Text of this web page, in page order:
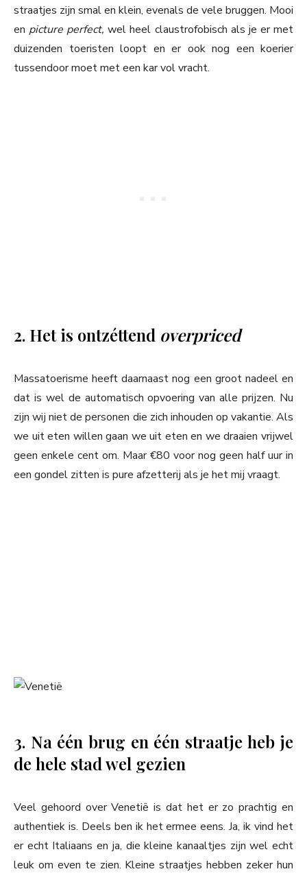
straatjes zijn smal en klein, evenals de vele bruggen. Mooi
en picture perfect,wel heel claustrofobisch als je er met
duizenden toeristen loopt en er ook nog een koerier
tussendoor moet met een kar vol vracht.
2. Het is ontzéttend overpriced
Massatoerisme heeft daarnaast nog een groot nadeel en
dat is wel de automatisch opvoering van alle prijzen. Nu
zijn wij niet de personen die zich inhouden op vakantie. Als
we uit eten willen gaan we uit eten en we draaien vrijwel
geen enkele cent om. Maar €80 voor nog geen half uur in
een gondel zitten is pure afzetterij als je het mij vraagt.
3. Na één brug en één straatje heb je
de hele stad wel gezien
Veel gehoord over Venetië is dat het er zo prachtig en
authentiek is. Deels ben ik het ermee eens. Ja, ik vind het
er echt Italiaans en ja, die kleine kanaaltjes zijn wel echt
leuk om even te zien. Kleine straatjes hebben zeker hun